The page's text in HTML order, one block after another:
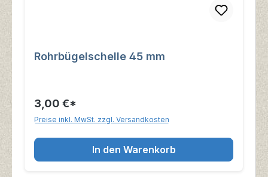
Rohrbügelschelle 45 mm
3,00 €*
Preise inkl. MwSt. zzgl. Versandkosten
In den Warenkorb